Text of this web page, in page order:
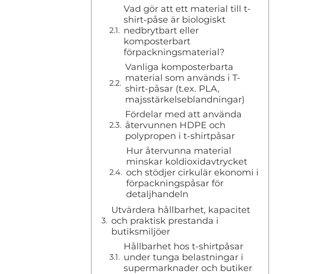
Vad gör att ett material till t-
shirt-påse är biologiskt
nedbrytbart eller
komposterbart
förpackningsmaterial?
Vanliga komposterbarta
material som används i T-
shirt-påsar (t.ex. PLA,
majsstärkelseblandningar)
Fördelar med att använda
återvunnen HDPE och
polypropen i t-shirtpåsar
Hur återvunna material
minskar koldioxidavtrycket
och stödjer cirkulär ekonomi i
förpackningspåsar för
detaljhandeln
Utvärdera hållbarhet, kapacitet
och praktisk prestanda i
butiksmiljöer
Hållbarhet hos t-shirtpåsar
under tunga belastningar i
supermarknader och butiker